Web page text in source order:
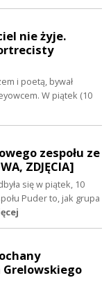
nie żyje.
i poetą, bywał
W piątek (10
zespołu ze
ZDJĘCIA]
się w piątek, 10
Puder to, jak grupa